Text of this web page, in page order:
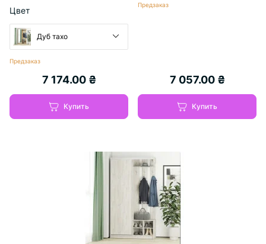
Цвет
Дуб тахо
Предзаказ
7 174.00 ₴
Купить
Предзаказ
7 057.00 ₴
Купить